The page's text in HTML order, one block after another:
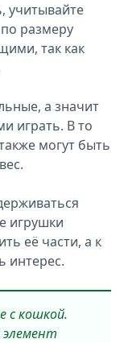
учитывайте
размеру
так как
а значит
играть. В то
могут быть
игрушки
её части, а к
интерес.
с кошкой.
элемент